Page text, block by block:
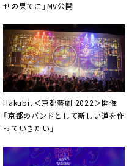
せの果てに」MV公開
Hakubi、＜京都藝劇 2022＞開催
「京都のバンドとして新しい道を作
っていきたい」